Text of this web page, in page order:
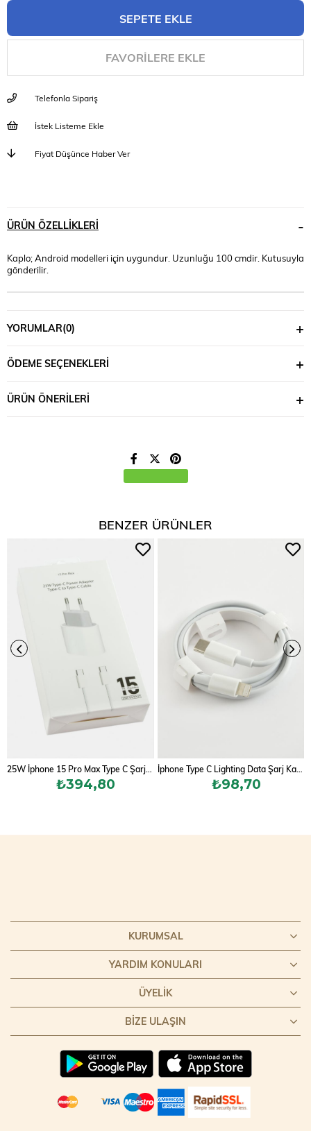
FAVORILERE EKLE
Telefonla Sipariş
İstek Listeme Ekle
Fiyat Düşünce Haber Ver
ÜRÜN ÖZELLIKLERI
Kaplo; Android modelleri için uygundur. Uzunluğu 100 cmdir. Kutusuyla
gönderilir.
YORUMLAR(0)
ÖDEME SEÇENEKLERI
ÜRÜN ÖNERILERI
BENZER ÜRÜNLER
₺394,80
İphone Type C Lighting Data Şarj Kablosu 1 metre
₺98,70
KURUMSAL
YARDIM KONULARI
ÜYELIK
BIZE ULAŞIN